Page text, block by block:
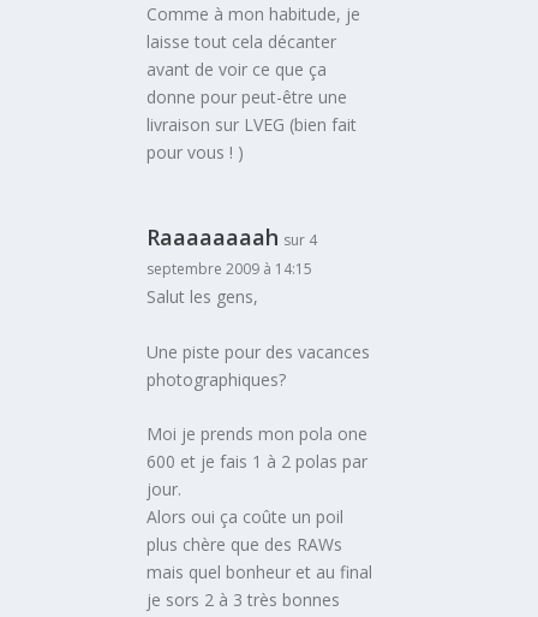
Comme à mon habitude, je
laisse tout cela décanter
avant de voir ce que ça
donne pour peut-être une
livraison sur LVEG (bien fait
pour vous ! )
Raaaaaaaah sur 4
septembre 2009 à 14:15
Salut les gens,
Une piste pour des vacances
photographiques?
Moi je prends mon pola one
600 et je fais 1 à 2 polas par
jour.
Alors oui ça coûte un poil
plus chère que des RAWs
mais quel bonheur et au final
je sors 2 à 3 très bonnes